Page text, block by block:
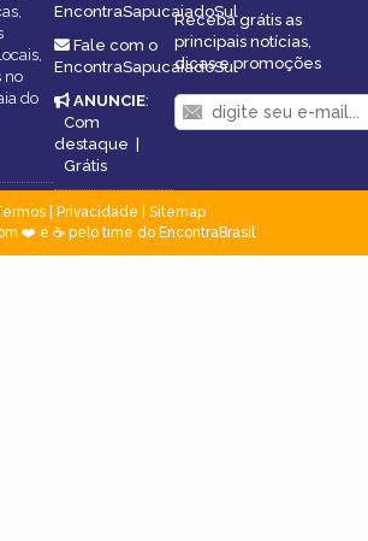
no
do
EncontraSapucaiadoSul
Fale com o
EncontraSapucaiadoSul
ANUNCIE:
Com
destaque
Grátis
Receba grátis as
principais notícias,
dicas e promoções
| Privacidade
Sitemap
❤️ e ☕ pelo time do EncontraBrasil